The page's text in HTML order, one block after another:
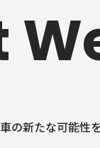
新たな可能性